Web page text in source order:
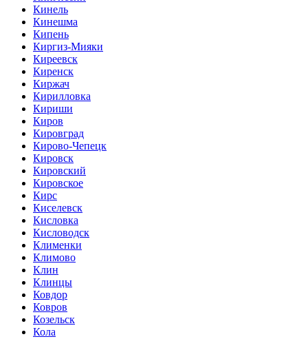
Кинель
Кинешма
Кипень
Киргиз-Мияки
Киреевск
Киренск
Киржач
Кирилловка
Кириши
Киров
Кировград
Кирово-Чепецк
Кировск
Кировский
Кировское
Кирс
Киселевск
Кисловка
Кисловодск
Клименки
Климово
Клин
Клинцы
Ковдор
Ковров
Козельск
Кола